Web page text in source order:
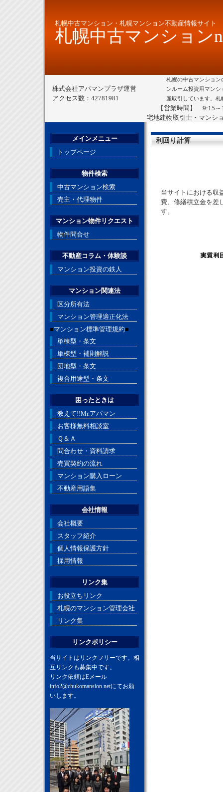
札幌中古マンション・札幌マンション不動産情報サイト
札幌中古マンション
株式会社アパマンプラザ運営
アクセス数：42781981
札幌の中古マンショ
ンルーム投資用マン
産取引しています。
【営業時間】 9:15
宅地建物取引士・マンシ
利回り計算
当サイトにおける収
費、修繕積立金を差
す。
メインメニュー
トップページ
物件検索
中古マンション検索
売主・代理物件
マンション物件リクエスト
物件問合せ
不動産コラム・体験談
マンション投資の鉄人
マンション関連法
区分所有法
マンション管理適正化法
■マンション標準管理規約■
単棟型・条文
単棟型・補則解説
団地型・条文
複合用途型・条文
困ったときは
教えて!!Mr.アパマン
お客様無料相談室
Ｑ＆Ａ
問合わせ・資料請求
売買契約の流れ
マンション購入ローン
不動産用語集
会社情報
会社概要
スタッフ紹介
個人情報保護方針
採用情報
リンク集
お役立ちリンク
札幌のマンション管理会社
リンク集
リンクポリシー
当サイトはリンクフリーです。相
互リンクも募集中です。
リンク依頼はEメール
info2@chukomansion.netにてお願
いします。